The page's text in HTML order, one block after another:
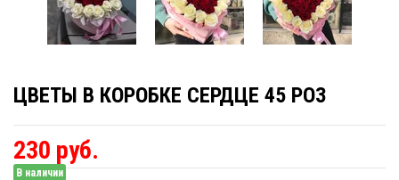
ЦВЕТЫ В КОРОБКЕ СЕРДЦЕ 45 РОЗ
230 руб.
В наличии